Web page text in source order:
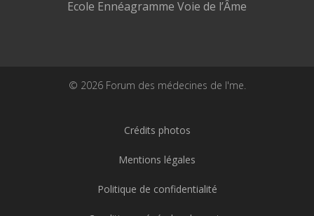
Ecole Ennéagramme Voie de l’Âme
© 2026 Forum des médecines de l'me.
Crédits photos
Mentions légales
Politique de confidentialité